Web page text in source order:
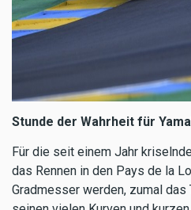
Stunde der Wahrheit für
Für die seit einem Jahr
das Rennen in den Pays de la
Gradmesser werden, zumal